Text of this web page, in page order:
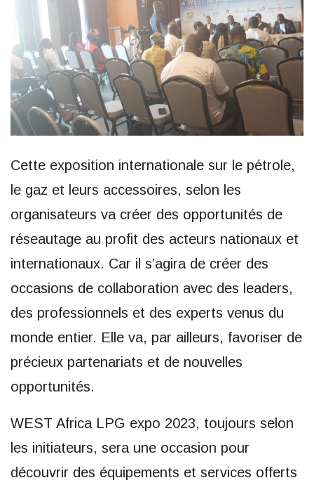
Cette exposition internationale sur le pétrole,
le gaz et leurs accessoires, selon les
organisateurs va créer des opportunités de
réseautage au profit des acteurs nationaux et
internationaux. Car il s’agira de créer des
occasions de collaboration avec des leaders,
des professionnels et des experts venus du
monde entier. Elle va, par ailleurs, favoriser de
précieux partenariats et de nouvelles
opportunités.
WEST Africa LPG expo 2023, toujours selon
les initiateurs, sera une occasion pour
découvrir des équipements et services offerts